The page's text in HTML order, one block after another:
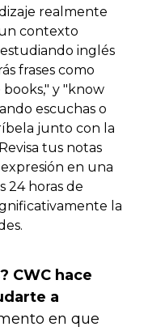
realmente
contexto
inglés
frases como
y "know
escuchas o
junto con la
tus notas
en una
24 horas de
la
CWC hace
a
en que